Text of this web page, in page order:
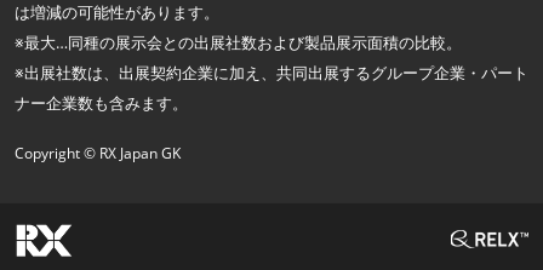
は増減の可能性があります。
※最大…同種の展示会との出展社数および製品展示面積の比較。
※出展社数は、出展契約企業に加え、共同出展するグループ企業・パート
ナー企業数も含みます。
Copyright © RX Japan GK